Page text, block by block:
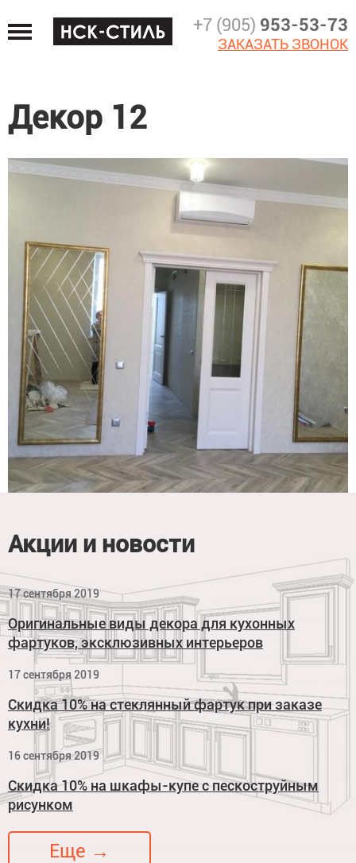
to
navigation
+7 (905) 953-53-73
ЗАКАЗАТЬ ЗВОНОК
Декор 12
Акции и новости
17 сентября 2019
Оригинальные виды декора для кухонных
фартуков, эксклюзивных интерьеров
17 сентября 2019
Скидка 10% на стеклянный фартук при заказе
кухни!
16 сентября 2019
Скидка 10% на шкафы-купе с пескоструйным
рисунком
Еще →